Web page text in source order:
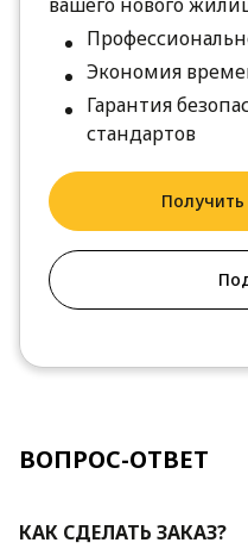
Экономия
Гарантия
стандартов
ВОПРОС-ОТВЕТ
КАК СДЕЛАТЬ ЗАКАЗ?